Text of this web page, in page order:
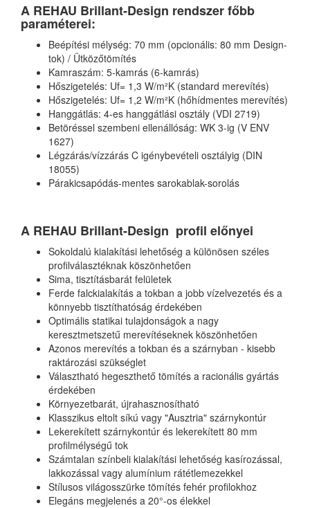
A REHAU Brillant-Design rendszer főbb
paraméterei:
Beépítési mélység: 70 mm (opcionális: 80 mm Design-
tok) / Ütközőtömítés
Kamraszám: 5-kamrás (6-kamrás)
Hőszigetelés: Uf= 1,3 W/m²K (standard merevítés)
Hőszigetelés: Uf= 1,2 W/m²K (hőhídmentes merevítés)
Hanggátlás: 4-es hanggátlási osztály (VDI 2719)
Betöréssel szembeni ellenállóság: WK 3-ig (V ENV
1627)
Légzárás/vízzárás C igénybevételi osztályig (DIN
18055)
Párakicsapódás-mentes sarokablak-sorolás
A REHAU Brillant-Design profil előnyei
Sokoldalú kialakítási lehetőség a különösen széles
profilválasztéknak köszönhetően
Sima, tisztításbarát felületek
Ferde falckialakítás a tokban a jobb vízelvezetés és a
könnyebb tisztíthatóság érdekében
Optimális statikai tulajdonságok a nagy
keresztmetszetű merevítéseknek köszönhetően
Azonos merevítés a tokban és a szárnyban - kisebb
raktározási szükséglet
Választható hegeszthető tömítés a racionális gyártás
érdekében
Környezetbarát, újrahasznosítható
Klasszikus eltolt síkú vagy "Ausztria" szárnykontúr
Lekerekített szárnykontúr és lekerekített 80 mm
profilmélységű tok
Számtalan színbeli kialakítási lehetőség kasírozással,
lakkozással vagy alumínium rátétlemezekkel
Stílusos világosszürke tömítés fehér profilokhoz
Elegáns megjelenés a 20°-os élekkel